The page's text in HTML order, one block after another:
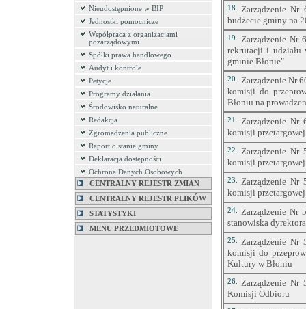
Nieudostępnione w BIP
Jednostki pomocnicze
Współpraca z organizacjami
pozarządowymi
Spółki prawa handlowego
Audyt i kontrole
Petycje
Programy działania
Środowisko naturalne
Redakcja
Zgromadzenia publiczne
Raport o stanie gminy
Deklaracja dostępności
Ochrona Danych Osobowych
CENTRALNY REJESTR ZMIAN
CENTRALNY REJESTR PLIKÓW
STATYSTYKI
MENU PRZEDMIOTOWE
18.
Zarządzenie
budżecie gminy na
19.
Zarządzenie Nr
rekrutacji i udziału
gminie Błonie"
20.
Zarządzenie Nr
komisji do
Błoniu na
21.
Zarządzenie Nr
komisji przetargowej
22.
Zarządzenie Nr
komisji przetargowej
23.
Zarządzenie Nr
komisji przetargowej
24.
Zarządzenie Nr
stanowiska
25.
Zarządzenie Nr
komisji do
Kultury w Błoniu
26.
Zarządzenie Nr
Komisji Odbioru